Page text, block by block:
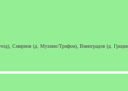
Смирнов (д. Мухино/Трифон), Виноградов (д.